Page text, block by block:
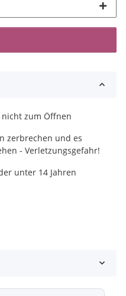
nicht zum Öffnen
zerbrechen und es
- Verletzungsgefahr!
unter 14 Jahren